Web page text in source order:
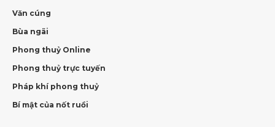
Văn cúng
Bùa ngãi
Phong thuỷ Online
Phong thuỷ trực tuyến
Pháp khí phong thuỷ
Bí mật của nốt ruồi